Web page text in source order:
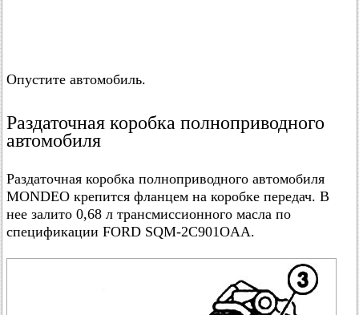
Опустите автомобиль.
Раздаточная коробка полноприводного
автомобиля
Раздаточная коробка полноприводного автомобиля
MONDEO крепится фланцем на коробке передач. В
нее залито 0,68 л трансмиссионного масла по
спецификации FORD SQM-2C901ОAA.